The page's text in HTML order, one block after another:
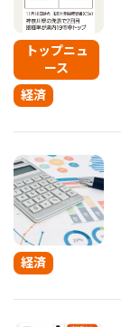
トップニュ
ース
経済
経済